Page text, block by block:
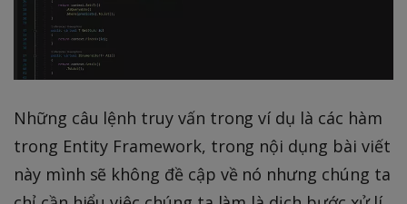
Những câu lệnh truy vấn trong ví dụ là các hàm
trong Entity Framework, trong nội dụng bài viết
này mình sẽ không đề cập về nó nhưng chúng ta